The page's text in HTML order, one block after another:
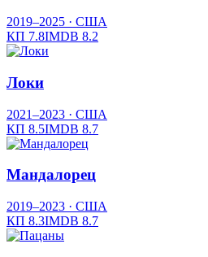
2019–2025 · США
КП 7.8IMDB 8.2
Локи
2021–2023 · США
КП 8.5IMDB 8.7
Мандалорец
2019–2023 · США
КП 8.3IMDB 8.7